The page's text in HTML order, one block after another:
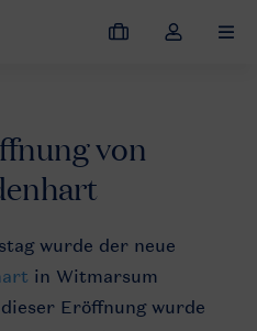
Meine
Dropdown-
von Landal Elfstedenhart
von
wurde der neue
in Witmarsum
Eröffnung wurde